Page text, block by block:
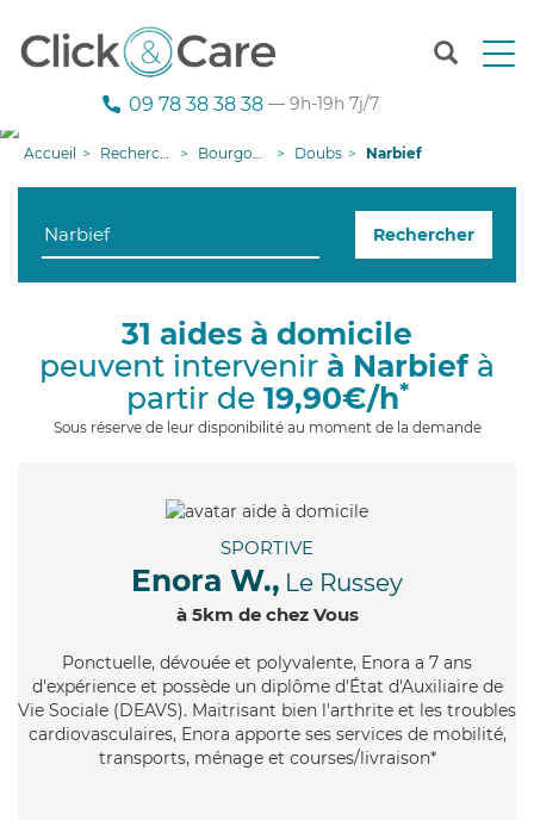
T
n
g
09 78 38 38 38 — 9h-19h 7j/7
Accueil Recherche aide à domicile Bourgogne-Franche-Comté Doubs Narbief
Rechercher
31 aides à domicile
peuvent intervenir à Narbiefà
partir de 19,90€/h*
Sous réserve de leur disponibilité au moment de la demande
SPORTIVE
Enora W., Le Russey
à 5km de chez Vous
Ponctuelle, dévouée et polyvalente, Enora a 7 ans
d'expérience et possède un diplôme d'État d'Auxiliaire de
Vie Sociale (DEAVS). Maitrisant bien l'arthrite et les troubles
cardiovasculaires, Enora apporte ses services de mobilité,
transports, ménage et courses/livraison*